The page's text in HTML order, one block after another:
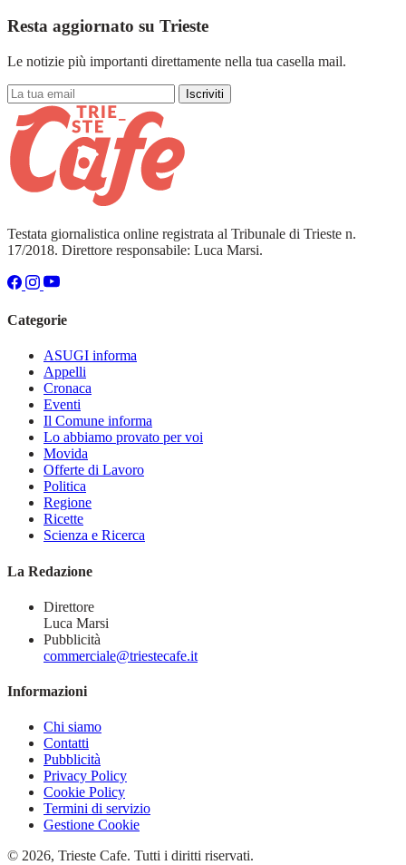
Resta aggiornato su Trieste
Le notizie più importanti direttamente nella tua casella mail.
Iscriviti
Testata giornalistica online registrata al Tribunale di Trieste n.
17/2018. Direttore responsabile: Luca Marsi.
Categorie
ASUGI informa
Appelli
Cronaca
Eventi
Il Comune informa
Lo abbiamo provato per voi
Movida
Offerte di Lavoro
Politica
Regione
Ricette
Scienza e Ricerca
La Redazione
Direttore
Luca Marsi
Pubblicità
commerciale@triestecafe.it
Informazioni
Chi siamo
Contatti
Pubblicità
Privacy Policy
Cookie Policy
Termini di servizio
Gestione Cookie
© 2026, Trieste Cafe. Tutti i diritti riservati.